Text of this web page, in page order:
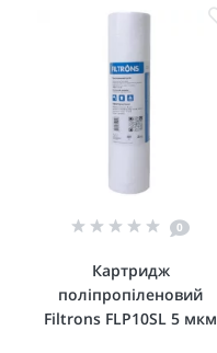
0
Картридж
поліпропіленовий
Filtrons FLP10SL 5 мкм